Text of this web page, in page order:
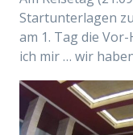
Startunterlagen
am 1. Tag die
ich mir … wir